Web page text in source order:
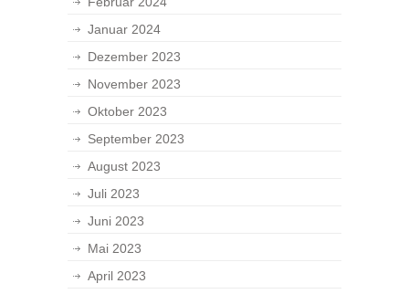
Januar 2024
Dezember 2023
November 2023
Oktober 2023
September 2023
August 2023
Juli 2023
Juni 2023
Mai 2023
April 2023